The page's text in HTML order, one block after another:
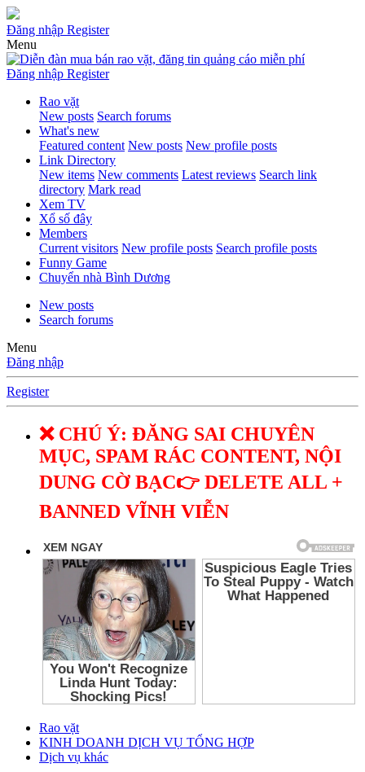
Đăng nhập Register
Menu
Đăng nhập Register
Rao vặt
New posts Search forums
What's new
Featured content New posts New profile posts
Link Directory
New items New comments Latest reviews Search link
directory Mark read
Xem TV
Xổ số đây
Members
Current visitors New profile posts Search profile posts
Funny Game
Chuyển nhà Bình Dương
New posts
Search forums
Menu
Đăng nhập
Register
❌ CHÚ Ý: ĐĂNG SAI CHUYÊN
MỤC, SPAM RÁC CONTENT, NỘI
DUNG CỜ BẠC👉 DELETE ALL +
BANNED VĨNH VIỄN
Rao vặt
KINH DOANH DỊCH VỤ TỔNG HỢP
Dịch vụ khác